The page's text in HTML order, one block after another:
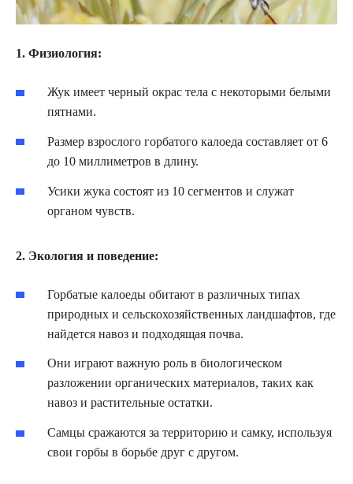
1. Физиология:
Жук имеет черный окрас тела с некоторыми белыми
пятнами.
Размер взрослого горбатого калоеда составляет от 6
до 10 миллиметров в длину.
Усики жука состоят из 10 сегментов и служат
органом чувств.
2. Экология и поведение:
Горбатые калоеды обитают в различных типах
природных и сельскохозяйственных ландшафтов, где
найдется навоз и подходящая почва.
Они играют важную роль в биологическом
разложении органических материалов, таких как
навоз и растительные остатки.
Самцы сражаются за территорию и самку, используя
свои горбы в борьбе друг с другом.